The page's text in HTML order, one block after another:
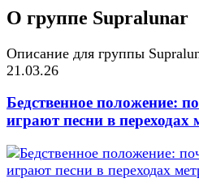
О группе Supralunar
Описание для группы
21.03.26
Бедственное положение:
играют песни в переходах